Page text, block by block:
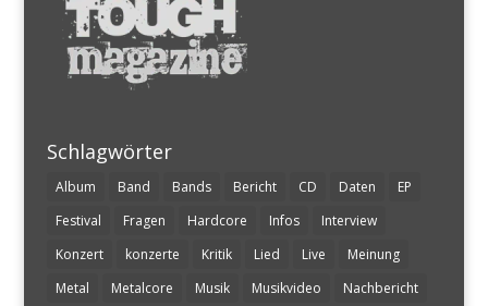
Schlagwörter
Album Band Bands Bericht CD Daten
EP
Festival
Fragen Hardcore Infos
Interview
Konzert
konzerte Kritik Lied Live
Meinung
Metal
Metalcore Musik Musikvideo Nachbericht